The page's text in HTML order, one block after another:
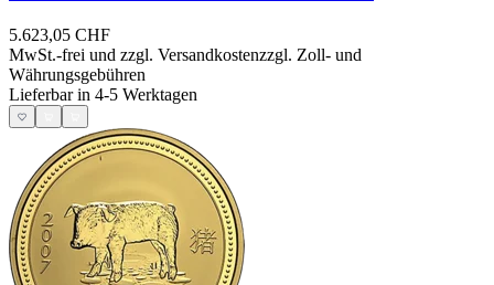
5.623,05 CHF
MwSt.-frei und zzgl. Versandkostenzzgl. Zoll- und
Währungsgebühren
Lieferbar in 4-5 Werktagen